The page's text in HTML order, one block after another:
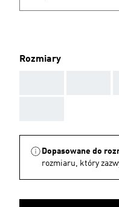
Rozmiary
Dopasowane do
rozmiaru, który